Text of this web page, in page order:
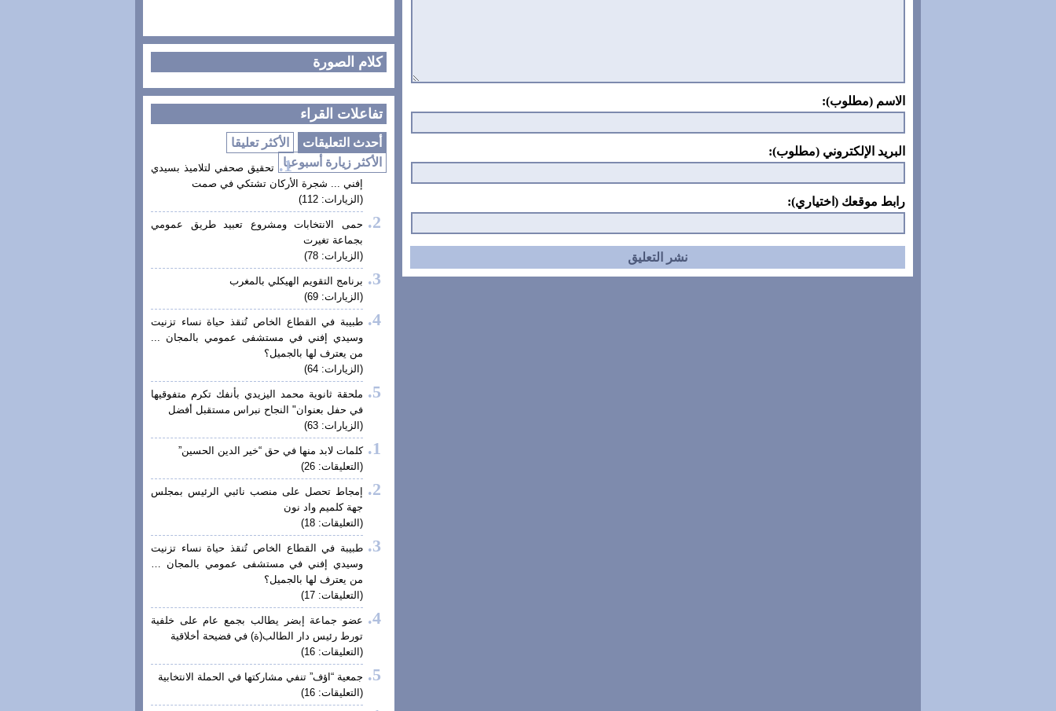
الاسم (مطلوب):
البريد الإلكتروني (مطلوب):
رابط موقعك (اختياري):
كلام الصورة
تفاعلات القراء
أحدث التعليقات
الأكثر تعليقا
الأكثر زيارة أسبوعيا
تحقيق صحفي لتلاميذ بسيدي
إفني ... شجرة الأركان تشتكي في صمت
(الزيارات: 112)
حمى الانتخابات ومشروع تعبيد طريق عمومي
بجماعة تغيرت
(الزيارات: 78)
برنامج التقويم الهيكلي بالمغرب
(الزيارات: 69)
طبيبة في القطاع الخاص تُنقذ حياة نساء تزنيت
وسيدي إفني في مستشفى عمومي بالمجان ...
من يعترف لها بالجميل؟
(الزيارات: 64)
ملحقة ثانوية محمد اليزيدي بأنفك تكرم متفوقيها
في حفل بعنوان" النجاح نبراس مستقبل أفضل
(الزيارات: 63)
كلمات لابد منها في حق “خير الدين الحسين”
(التعليقات: 26)
إمجاط تحصل على منصب نائبي الرئيس بمجلس
جهة كلميم واد نون
(التعليقات: 18)
طبيبة في القطاع الخاص تُنقذ حياة نساء تزنيت
وسيدي إفني في مستشفى عمومي بالمجان …
من يعترف لها بالجميل؟
(التعليقات: 17)
عضو جماعة إبضر يطالب بجمع عام على خلفية
تورط رئيس دار الطالب(ة) في فضيحة أخلاقية
(التعليقات: 16)
جمعية “اؤف” تنفي مشاركتها في الحملة الانتخابية
(التعليقات: 16)